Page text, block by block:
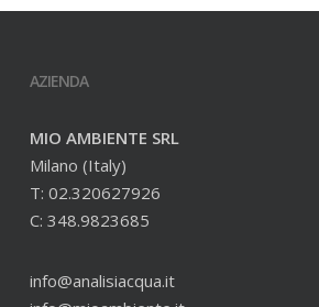
AZIENDA
MIO AMBIENTE SRL
Milano (Italy)
T: 02.320627926
C: 348.9823685
info@analisiacqua.it